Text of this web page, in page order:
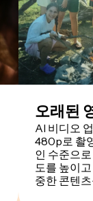
오래된
AI 비디오
480p로 촬
인 수준으
도를 높이
중한 콘텐